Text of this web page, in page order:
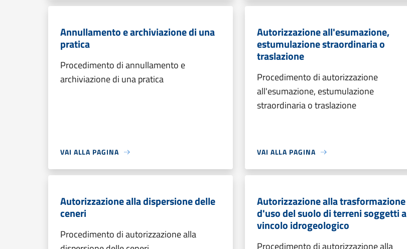
Annullamento e archiviazione di una
pratica
Procedimento di annullamento e
archiviazione di una pratica
VAI ALLA PAGINA
Autorizzazione all'esumazione,
estumulazione straordinaria o
traslazione
Procedimento di autorizzazione
all'esumazione, estumulazione
straordinaria o traslazione
VAI ALLA PAGINA
Autorizzazione alla dispersione delle
ceneri
Procedimento di autorizzazione alla
Autorizzazione alla trasformazione
d'uso del suolo di terreni soggetti a
vincolo idrogeologico
Procedimento di autorizzazione alla